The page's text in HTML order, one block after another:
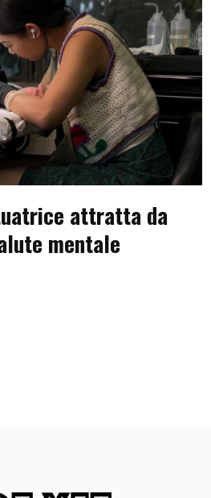
attratta da
mentale